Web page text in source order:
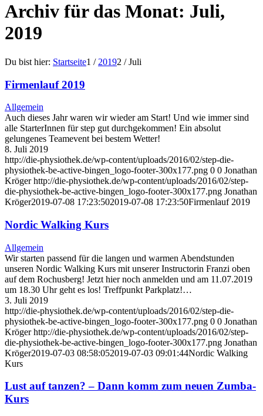
Archiv für das Monat: Juli,
2019
Du bist hier: Startseite1 / 20192 / Juli
Firmenlauf 2019
Allgemein
Auch dieses Jahr waren wir wieder am Start! Und wie immer sind
alle StarterInnen für step gut durchgekommen! Ein absolut
gelungenes Teamevent bei bestem Wetter!
8. Juli 2019
http://die-physiothek.de/wp-content/uploads/2016/02/step-die-
physiothek-be-active-bingen_logo-footer-300x177.png 0 0 Jonathan
Kröger http://die-physiothek.de/wp-content/uploads/2016/02/step-
die-physiothek-be-active-bingen_logo-footer-300x177.png Jonathan
Kröger2019-07-08 17:23:502019-07-08 17:23:50Firmenlauf 2019
Nordic Walking Kurs
Allgemein
Wir starten passend für die langen und warmen Abendstunden
unseren Nordic Walking Kurs mit unserer Instructorin Franzi oben
auf dem Rochusberg! Jetzt hier noch anmelden und am 11.07.2019
um 18.30 Uhr geht es los! Treffpunkt Parkplatz!…
3. Juli 2019
http://die-physiothek.de/wp-content/uploads/2016/02/step-die-
physiothek-be-active-bingen_logo-footer-300x177.png 0 0 Jonathan
Kröger http://die-physiothek.de/wp-content/uploads/2016/02/step-
die-physiothek-be-active-bingen_logo-footer-300x177.png Jonathan
Kröger2019-07-03 08:58:052019-07-03 09:01:44Nordic Walking
Kurs
Lust auf tanzen? – Dann komm zum neuen Zumba-
Kurs